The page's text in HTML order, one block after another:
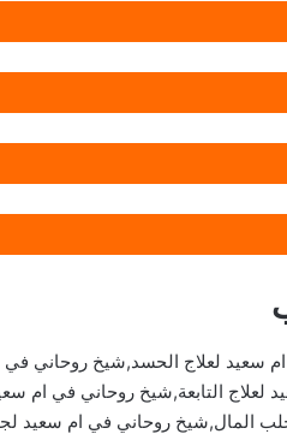
سعيد لعلاج الحسد,شيخ روحاني
التابعة,شيخ روحاني في ام
المال,شيخ روحاني في ام سعيد